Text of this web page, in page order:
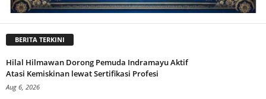
BERITA TERKINI
Hilal Hilmawan Dorong Pemuda Indramayu Aktif
Atasi Kemiskinan lewat Sertifikasi Profesi
Aug 6, 2026